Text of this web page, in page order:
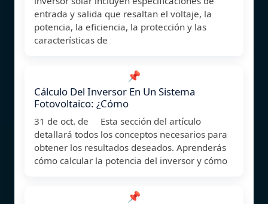
entrada y salida que resaltan el voltaje, la
potencia, la eficiencia, la protección y las
características de
📌
Cálculo Del Inversor En Un Sistema
Fotovoltaico: ¿Cómo
31 de oct. de Esta sección del artículo
detallará todos los conceptos necesarios para
obtener los resultados deseados. Aprenderás
cómo calcular la potencia del inversor y cómo
📌